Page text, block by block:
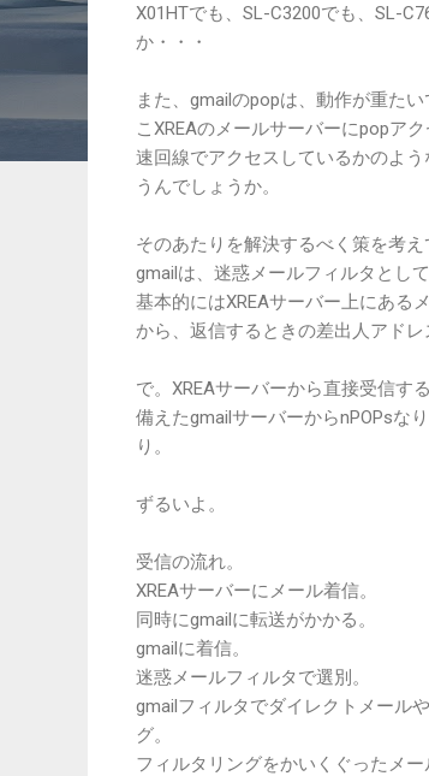
X01HTでも、SL-C3200でも、SL-
か・・・
また、gmailのpopは、動作が重た
こXREAのメールサーバーにpopア
速回線でアクセスしているかのよ
うんでしょうか。
そのあたりを解決するべく策を考
gmailは、迷惑メールフィルタとし
基本的にはXREAサーバー上にある
から、返信するときの差出人アドレ
で。XREAサーバーから直接受信す
備えたgmailサーバーからnPOPsな
り。
ずるいよ。
受信の流れ。
XREAサーバーにメール着信。
同時にgmailに転送がかかる。
gmailに着信。
迷惑メールフィルタで選別。
gmailフィルタでダイレクトメール
グ。
フィルタリングをかいくぐったメー